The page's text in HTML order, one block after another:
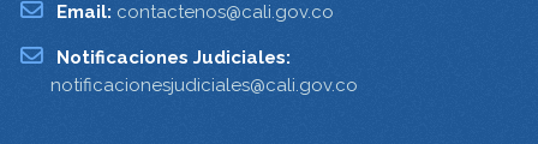
Email: contactenos@cali.gov.co
Notificaciones Judiciales:
notificacionesjudiciales@cali.gov.co